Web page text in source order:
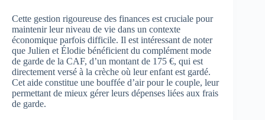
Cette gestion rigoureuse des finances est cruciale pour
maintenir leur niveau de vie dans un contexte
économique parfois difficile. Il est intéressant de noter
que Julien et Élodie bénéficient du complément mode
de garde de la CAF, d’un montant de 175 €, qui est
directement versé à la crèche où leur enfant est gardé.
Cet aide constitue une bouffée d’air pour le couple, leur
permettant de mieux gérer leurs dépenses liées aux frais
de garde.